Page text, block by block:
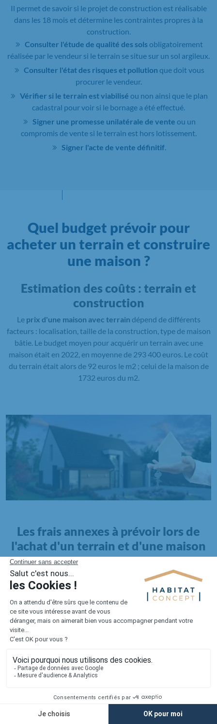
Il permet de savoir si le projet de construction est réalisable
dans les 18 mois et détermine les contraintes propres à la
construction.
Consulter l'étude de qualité des sols obligatoirement
réalisée par le vendeur si le terrain se situe sur un sol argileux.
Consulter l'état des risques et pollution que doit vous
procurer le vendeur.
Vérifier si le terrain est viabilisé ou non ainsi que le plan
cadastral pour voir si le bornage a été effectué.
Signer une promesse unilatérale de vente ou un
compromis de vente si le terrain est hors lotissement.
Signer l'acte de vente définitif
Quel budget prévoir pour
acheter un terrain et construire
une maison ?
Estimation des coûts : terrain et
construction
Le prix d'une maison avec terrain dépend de différents
facteurs : localisation, taille de la construction, type de maison
bâtie. Le budget moyen pour acquérir un terrain avec une
maison était en 2022, en moyenne de 293 400 euros. Le coût
du terrain était alors de 92 euros le m2 ; celui de la maison de
1732 euros du m2.
Les frais annexes à prévoir lors de
l'achat d'un terrain et d'une maison
Il faut également intégrer à votre budget, les
pour la maison. Outre l'achat du terrain et la construction, il
faut prendre en compte la viabilisation si elle n'est pas
proposée par le constructeur. Les frais de raccordements et les
taxes éventuelles coûtent entre 5 000 et 15 000 euros selon la
localisation du terrain et son accès.
Quant auxfrais de notaire
Lorsque vous vous tournez vers une maison existante, il sera
nécessaire de faire des travaux de rénovation. Ceux-ci sont
souvent coûteux et doivent être ajoutés au prix de l'achat